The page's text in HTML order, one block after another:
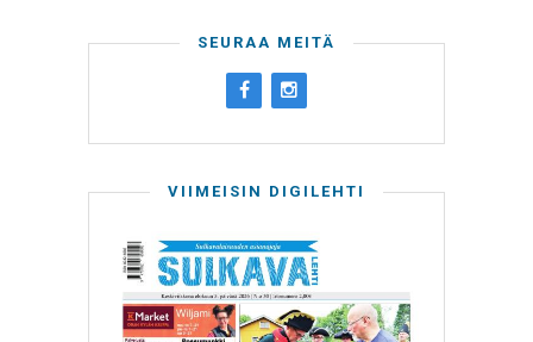
SEURAA MEITÄ
VIIMEISIN DIGILEHTI